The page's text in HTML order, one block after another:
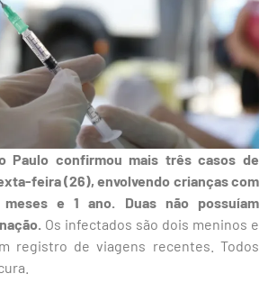
Paulo confirmou mais três casos de
feira (26), envolvendo crianças com
e 1 ano.
Duas não possuíam
Os infectados são dois meninos e
registro de viagens recentes. Todos